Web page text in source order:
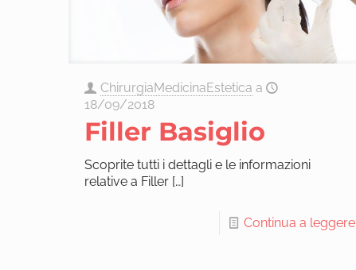
ChirurgiaMedicinaEstetica a
18/09/2018
Filler Basiglio
Scoprite tutti i dettagli e le informazioni
relative a Filler[…]
Continua a leggere